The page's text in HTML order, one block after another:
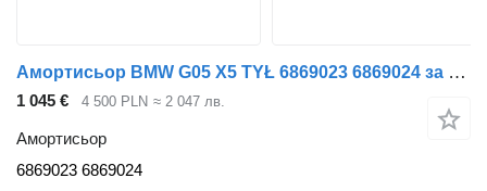
Амортисьор BMW G05 X5 TYŁ 6869023 6869024 за автомобил BMW X5 G05
1 045 € 4 500 PLN ≈ 2 047 лв.
Амортисьор
6869023 6869024